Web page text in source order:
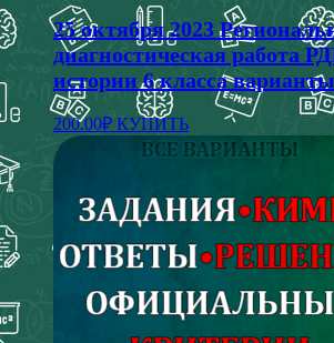
25 октября 2023
диагностическая работа
истории 6 класса
200.00₽ КУПИТЬ